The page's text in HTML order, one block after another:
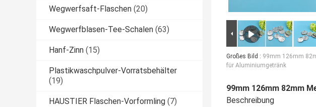
Wegwerfsaft-Flaschen (20)
Wegwerfblasen-Tee-Schalen (63)
Hanf-Zinn (15)
Plastikwaschpulver-Vorratsbehälter
(19)
HAUSTIER Flaschen-Vorformling (7)
Großes Bild : 99mm 126mm
für Aluminiumgetränk
99mm 126mm 82mm
Beschreibung